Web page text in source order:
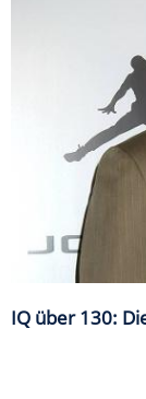
IQ über 130: